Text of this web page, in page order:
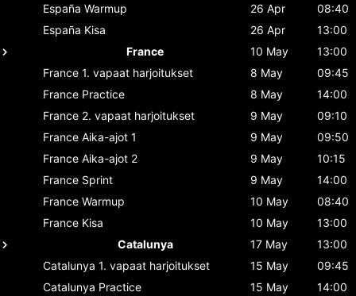
España Warmup 26 Apr
08:40
España Kisa 26 Apr
13:00
France
10 May
13:00
France 1. vapaat harjoitukset 8 May
09:45
France Practice 8 May
14:00
France 2. vapaat harjoitukset 9 May
09:10
France Aika-ajot 1 9 May
09:50
France Aika-ajot 2 9 May
10:15
France Sprint 9 May
14:00
France Warmup 10 May
08:40
France Kisa 10 May
13:00
Catalunya
17 May
13:00
Catalunya 1. vapaat harjoitukset 15 May
09:45
Catalunya Practice 15 May
14:00